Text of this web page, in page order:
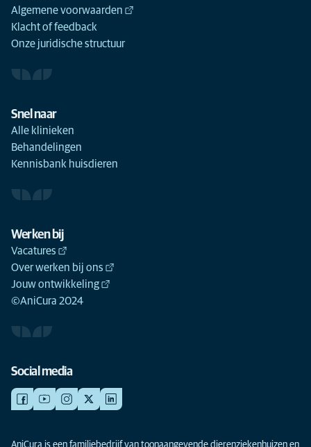
Algemene voorwaarden
Klacht of feedback
Onze juridische structuur
Snel naar
Alle klinieken
Behandelingen
Kennisbank huisdieren
Werken bij
Vacatures
Over werken bij ons
Jouw ontwikkeling
©AniCura 2024
Social media
AniCura is een familiebedrijf van toonaangevende dierenziekenhuizen en